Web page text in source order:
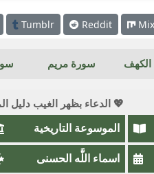
Tumblr Reddit Mix
سورة مريم
💖 الدعاء بظهر الغيب دليل
الموسوعة التاريخية
اسماء اللَّٰه الحسنى